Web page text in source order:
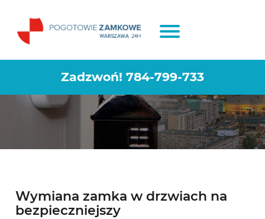
Zadzwoń! 784-799-733
Montaż i wymiana zamków
Piaseczno
Wymiana zamka w drzwiach na
bezpieczniejszy